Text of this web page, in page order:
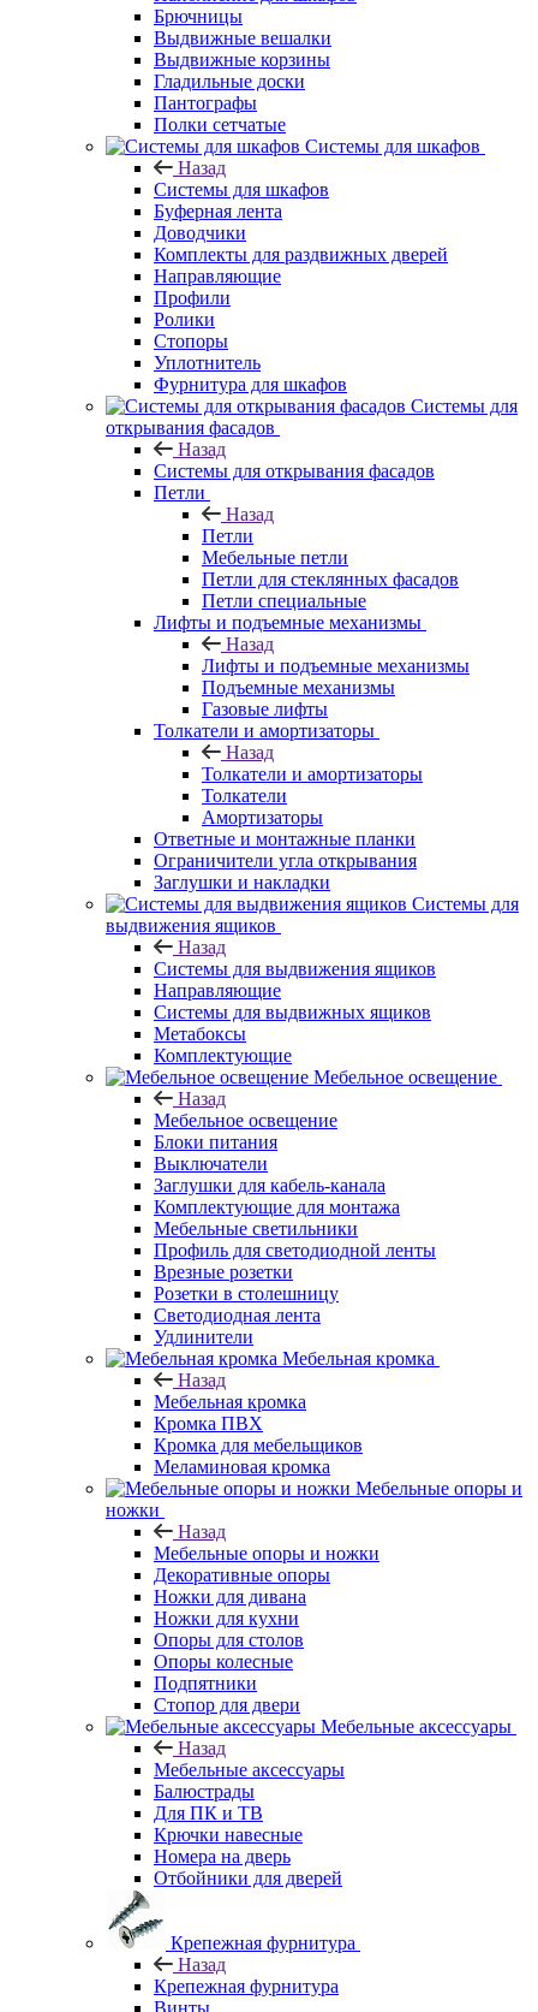
Брючницы
Выдвижные вешалки
Выдвижные корзины
Гладильные доски
Пантографы
Полки сетчатые
Системы для шкафов
Назад
Системы для шкафов
Буферная лента
Доводчики
Комплекты для раздвижных дверей
Направляющие
Профили
Ролики
Стопоры
Уплотнитель
Фурнитура для шкафов
Системы для
открывания фасадов
Назад
Системы для открывания фасадов
Петли
Назад
Петли
Мебельные петли
Петли для стеклянных фасадов
Петли специальные
Лифты и подъемные механизмы
Назад
Лифты и подъемные механизмы
Подъемные механизмы
Газовые лифты
Толкатели и амортизаторы
Назад
Толкатели и амортизаторы
Толкатели
Амортизаторы
Ответные и монтажные планки
Ограничители угла открывания
Заглушки и накладки
Системы для
выдвижения ящиков
Назад
Системы для выдвижения ящиков
Направляющие
Системы для выдвижных ящиков
Метабоксы
Комплектующие
Мебельное освещение
Назад
Мебельное освещение
Блоки питания
Выключатели
Заглушки для кабель-канала
Комплектующие для монтажа
Мебельные светильники
Профиль для светодиодной ленты
Врезные розетки
Розетки в столешницу
Светодиодная лента
Удлинители
Мебельная кромка
Назад
Мебельная кромка
Кромка ПВХ
Кромка для мебельщиков
Меламиновая кромка
Мебельные опоры и
ножки
Назад
Мебельные опоры и ножки
Декоративные опоры
Ножки для дивана
Ножки для кухни
Опоры для столов
Опоры колесные
Подпятники
Стопор для двери
Мебельные аксессуары
Назад
Мебельные аксессуары
Балюстрады
Для ПК и ТВ
Крючки навесные
Номера на дверь
Отбойники для дверей
Крепежная фурнитура
Назад
Крепежная фурнитура
Винты